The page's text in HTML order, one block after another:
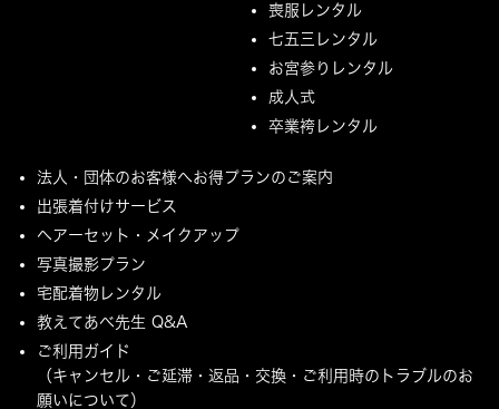
喪服レンタル
七五三レンタル
お宮参りレンタル
成人式
卒業袴レンタル
法人・団体のお客様へお得プランのご案内
出張着付けサービス
ヘアーセット・メイクアップ
写真撮影プラン
宅配着物レンタル
教えてあべ先生 Q&A
ご利用ガイド
（キャンセル・ご延滞・返品・交換・ご利用時のトラブルのお
願いについて）